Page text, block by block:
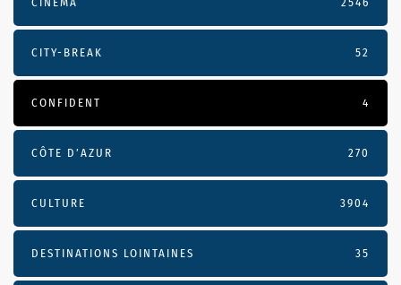
CITY-BREAK 52
CONFIDENT 4
CÔTE D’AZUR 270
CULTURE 3904
DESTINATIONS LOINTAINES 35